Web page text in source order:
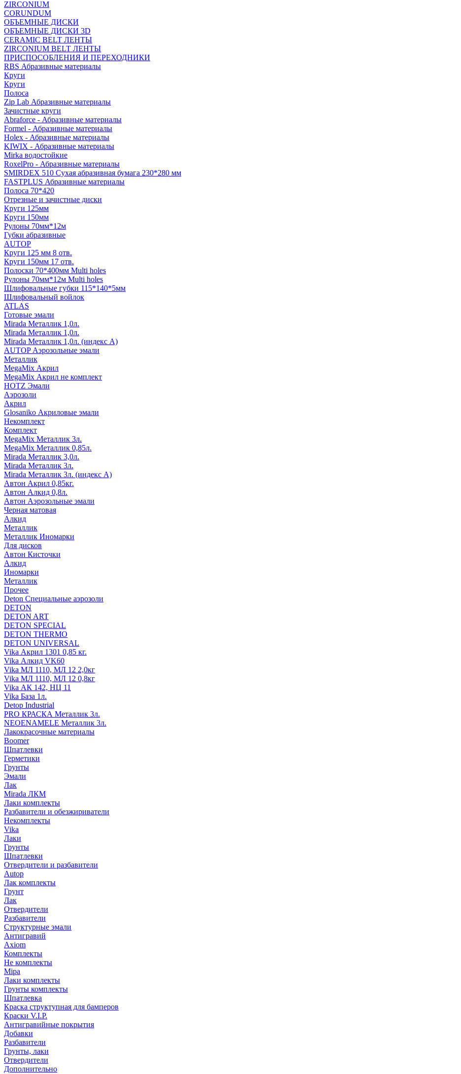
ZIRCONIUM
СORUNDUM
ОБЪЕМНЫЕ ДИСКИ
ОБЪЕМНЫЕ ДИСКИ 3D
CERAMIC BELT ЛЕНТЫ
ZIRCONIUM BELT ЛЕНТЫ
ПРИСПОСОБЛЕНИЯ И ПЕРЕХОДНИКИ
RBS Абразивные материалы
Круги
Круги
Полоса
Zip Lab Абразивные материалы
Зачистные круги
Abraforce - Абразивные материалы
Formel - Абразивные материалы
Holex - Абразивные материалы
KIWIX - Абразивные материалы
Mirka водостойкие
RoxelPro - Абразивные материалы
SMIRDEX 510 Сухая абразивная бумага 230*280 мм
FASTPLUS Абразивные материалы
Полоса 70*420
Отрезные и зачистные диски
Круги 125мм
Круги 150мм
Рулоны 70мм*12м
Губки абразивные
AUTOP
Круги 125 мм 8 отв.
Круги 150мм 17 отв.
Полоски 70*400мм Multi holes
Рулоны 70мм*12м Multi holes
Шлифовальные губки 115*140*5мм
Шлифовальный войлок
ATLAS
Готовые эмали
Mirada Металлик 1,0л.
Mirada Металлик 1,0л.
Mirada Металлик 1,0л. (индекс А)
AUTOP Аэрозольные эмали
Металлик
MegaMix Акрил
MegaMix Акрил не комплект
HOTZ Эмали
Аэрозоли
Акрил
Glosaniko Акриловые эмали
Некомплект
Комплект
MegaMix Металлик 3л.
MegaMix Металлик 0,85л.
Mirada Металлик 3,0л.
Mirada Металлик 3л.
Mirada Металлик 3л. (индекс А)
Автон Акрил 0,85кг.
Автон Алкид 0,8л.
Автон Аэрозольные эмали
Черная матовая
Алкид
Металлик
Металлик Иномарки
Для дисков
Автон Кисточки
Алкид
Иномарки
Металлик
Прочее
Deton Специальные аэрозоли
DETON
DETON ART
DETON SPECIAL
DETON THERMO
DETON UNIVERSAL
Vika Акрил 1301 0,85 кг.
Vika Алкид VK60
Vika МЛ 1110, МЛ 12 2,0кг
Vika МЛ 1110, МЛ 12 0,8кг
Vika АК 142, НЦ 11
Vika База 1л.
Detop Industrial
PRO КРАСКА Металлик 3л.
NEOENAMELE Металлик 3л.
Лакокрасочные материалы
Boomer
Шпатлевки
Герметики
Грунты
Эмали
Лак
Mirada ЛКМ
Лаки комплекты
Разбавители и обезжириватели
Некомплекты
Vika
Лаки
Грунты
Шпатлевки
Отвердители и разбавители
Autop
Лак комплекты
Грунт
Лак
Отвердители
Разбавители
Структурные эмали
Антигравий
Axiom
Комплекты
Не комплекты
Mipa
Лаки комплекты
Грунты комплекты
Шпатлевка
Краска структупная для бамперов
Краски V.I.P.
Антигравийные покрытия
Добавки
Разбавители
Грунты, лаки
Отвердители
Дополнительно